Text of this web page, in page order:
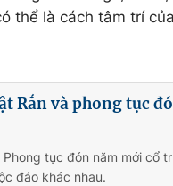
thể là cách tâm trí
Rắn và phong tục
Phong tục đón năm mới cổ
đáo khác nhau.